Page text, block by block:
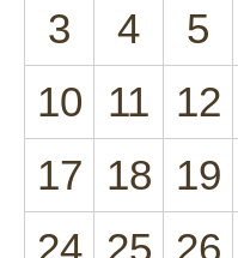
3
4 5
10
11 12
17 18 19
24 25 26